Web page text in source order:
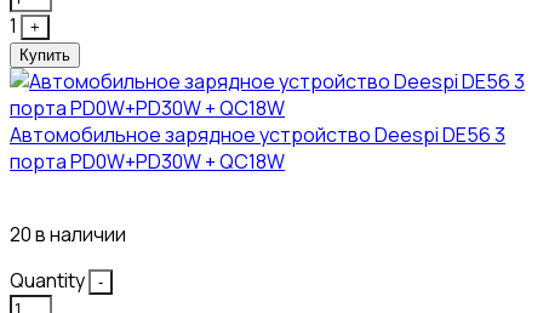
1
+
Купить
Автомобильное зарядное устройство Deespi DE56 3
порта PD0W+PD30W + QC18W
20 в наличии
Quantity
-